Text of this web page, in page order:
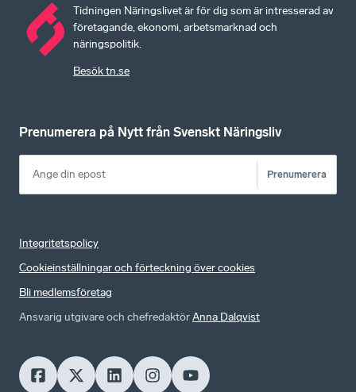
Tidningen Näringslivet är för dig som är intresserad av
företagande, ekonomi, arbetsmarknad och
näringspolitik.
Besök tn.se
Prenumerera på Nytt från Svenskt Näringsliv
Prenumerera
Integritetspolicy
Cookieinställningar och förteckning över cookies
Bli medlemsföretag
Ansvarig utgivare och chefredaktörAnna Dalqvist